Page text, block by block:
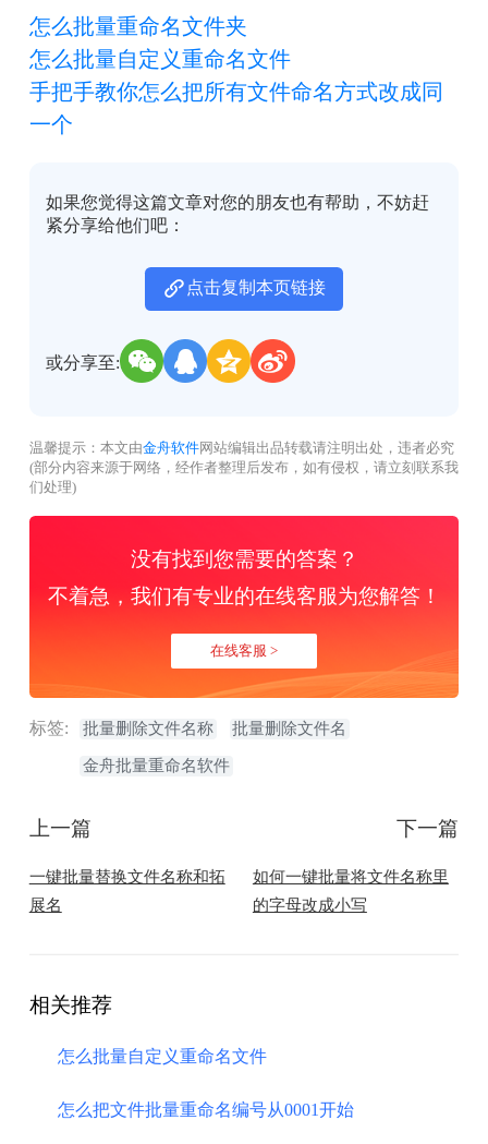
怎么批量重命名文件夹
怎么批量自定义重命名文件
手把手教你怎么把所有文件命名方式改成同
一个
如果您觉得这篇文章对您的朋友也有帮助，不妨赶
紧分享给他们吧：
点击复制本页链接
或分享至:
温馨提示：本文由金舟软件网站编辑出品转载请注明出处，违者必究
(部分内容来源于网络，经作者整理后发布，如有侵权，请立刻联系我
们处理)
没有找到您需要的答案？
不着急，我们有专业的在线客服为您解答！
在线客服 >
标签: 批量删除文件名称 批量删除文件名
金舟批量重命名软件
上一篇
一键批量替换文件名称和拓
展名
下一篇
如何一键批量将文件名称里
的字母改成小写
相关推荐
怎么批量自定义重命名文件
怎么把文件批量重命名编号从0001开始